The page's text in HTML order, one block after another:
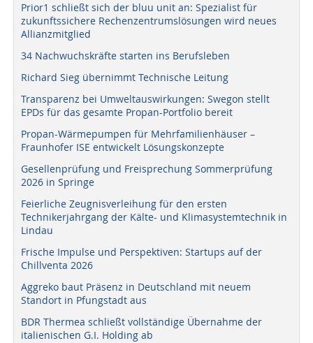
Prior1 schließt sich der bluu unit an: Spezialist für
zukunftssichere Rechenzentrumslösungen wird neues
Allianzmitglied
34 Nachwuchskräfte starten ins Berufsleben
Richard Sieg übernimmt Technische Leitung
Transparenz bei Umweltauswirkungen: Swegon stellt
EPDs für das gesamte Propan-Portfolio bereit
Propan-Wärmepumpen für Mehrfamilienhäuser –
Fraunhofer ISE entwickelt Lösungskonzepte
Gesellenprüfung und Freisprechung Sommerprüfung
2026 in Springe
Feierliche Zeugnisverleihung für den ersten
Technikerjahrgang der Kälte- und Klimasystemtechnik in
Lindau
Frische Impulse und Perspektiven: Startups auf der
Chillventa 2026
Aggreko baut Präsenz in Deutschland mit neuem
Standort in Pfungstadt aus
BDR Thermea schließt vollständige Übernahme der
italienischen G.I. Holding ab